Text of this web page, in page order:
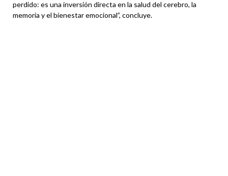
perdido: es una inversión directa en la salud del cerebro, la
memoria y el bienestar emocional”, concluye.